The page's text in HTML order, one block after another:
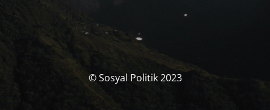
© Sosyal Politik 2023